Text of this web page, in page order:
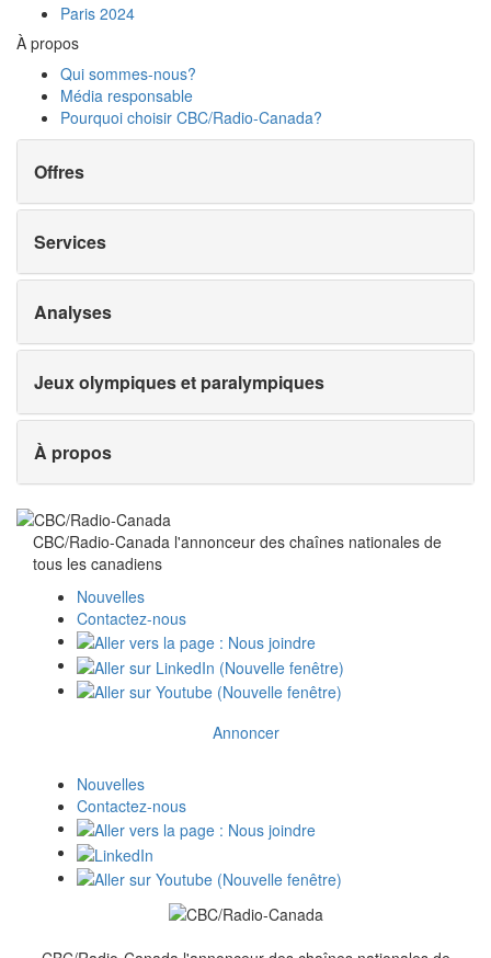
Paris 2024
À propos
Qui sommes-nous?
Média responsable
Pourquoi choisir CBC/Radio-Canada?
Offres
Services
Analyses
Jeux olympiques et paralympiques
À propos
CBC/Radio-Canada l'annonceur des chaînes nationales de
tous les canadiens
Nouvelles
Contactez-nous
Annoncer
Nouvelles
Contactez-nous